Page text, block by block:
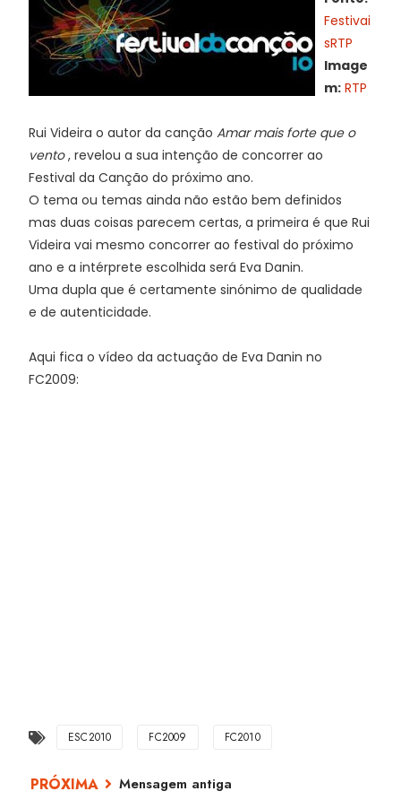
Festivai
sRTP
Image
m: RTP
Rui Videira o autor da canção Amar mais forte que o
vento, revelou a sua intenção de concorrer ao
Festival da Canção do próximo ano.
O tema ou temas ainda não estão bem definidos
mas duas coisas parecem certas, a primeira é que Rui
Videira vai mesmo concorrer ao festival do próximo
ano e a intérprete escolhida será Eva Danin.
Uma dupla que é certamente sinónimo de qualidade
e de autenticidade.
Aqui fica o vídeo da actuação de Eva Danin no
FC2009:
ESC2010 FC2009 FC2010
Mensagem antiga